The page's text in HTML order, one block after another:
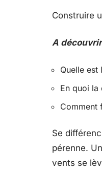
Construire
A
Quelle est
En quoi la
Comment
Se
pérenne.
vents se